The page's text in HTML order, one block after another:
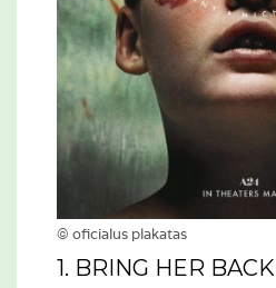
© oficialus plakatas
1. BRING HER BACK